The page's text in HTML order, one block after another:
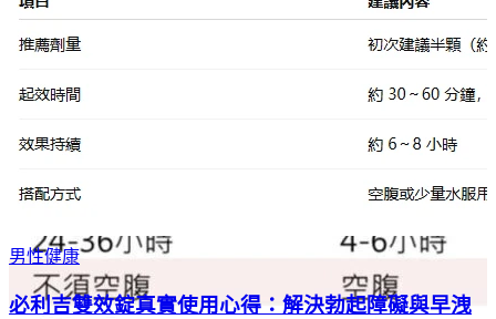
男性健康
必利吉雙效錠真實使用心得：解決勃起障礙與早洩